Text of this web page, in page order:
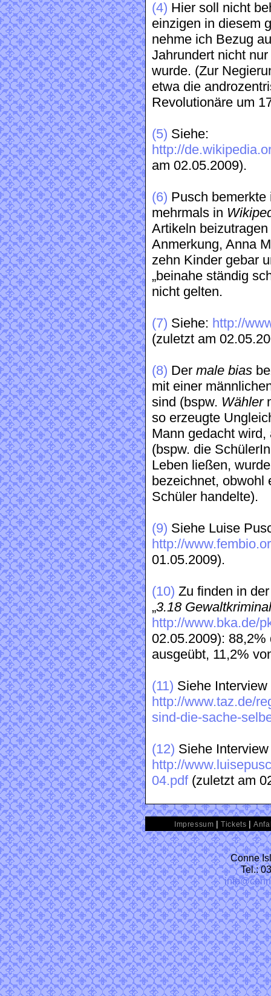
(4) Hier soll nicht
einzigen in diesem
nehme ich Bezug
Jahrundert nicht
wurde. (Zur
etwa die
Revolutionäre um
(5) Siehe:
http://
am 02.05.2009).
(6) Pusch
mehrmals in
Artikeln
Anmerkung, Anna
zehn Kinder gebar
„beinahe ständig
nicht gelten.
(7) Siehe: http://
(zuletzt am
(8) Der male bias
mit einer
sind (bspw. Wähler
so erzeugte
Mann gedacht
(bspw. die
Leben ließen,
bezeichnet, obwohl
Schüler handelte).
(9) Siehe Luise
http://
01.05.2009).
(10) Zu finden in
„3.18
http://www.bka.de/
02.05.2009):
ausgeübt, 11,2%
(11) Siehe
http://www.taz.de/
sind-die-sache-
(12) Siehe
http://
04.pdf (zuletzt am
Impressum |Tickets |
Conne
Tel.: